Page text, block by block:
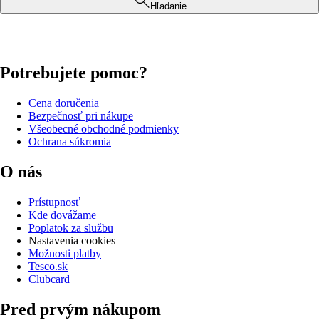
Hľadanie
Potrebujete pomoc?
Cena doručenia
Bezpečnosť pri nákupe
Všeobecné obchodné podmienky
Ochrana súkromia
O nás
Prístupnosť
Kde dovážame
Poplatok za službu
Nastavenia cookies
Možnosti platby
Tesco.sk
Clubcard
Pred prvým nákupom